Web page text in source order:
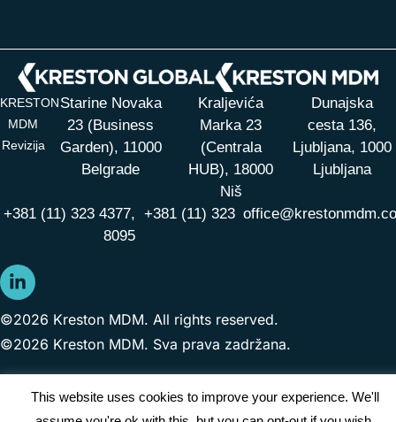
©2026 Kreston MDM. All rights reserved.
©2026 Kreston MDM. Sva prava zadržana.
KRESTON
MDM
Revizija
Starine Novaka
23 (Business
Garden), 11000
Belgrade
Kraljevića
Marka 23
(Centrala
HUB), 18000
Niš
Dunajska
cesta 136,
Ljubljana, 1000
Ljubljana
+381 (11) 323 4377,+381 (11) 323
8095
This website uses cookies to improve your experience. We'll